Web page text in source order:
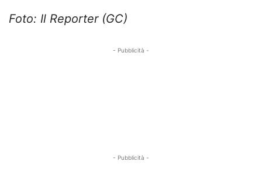
Foto: Il Reporter (GC)
- Pubblicità -
- Pubblicità -